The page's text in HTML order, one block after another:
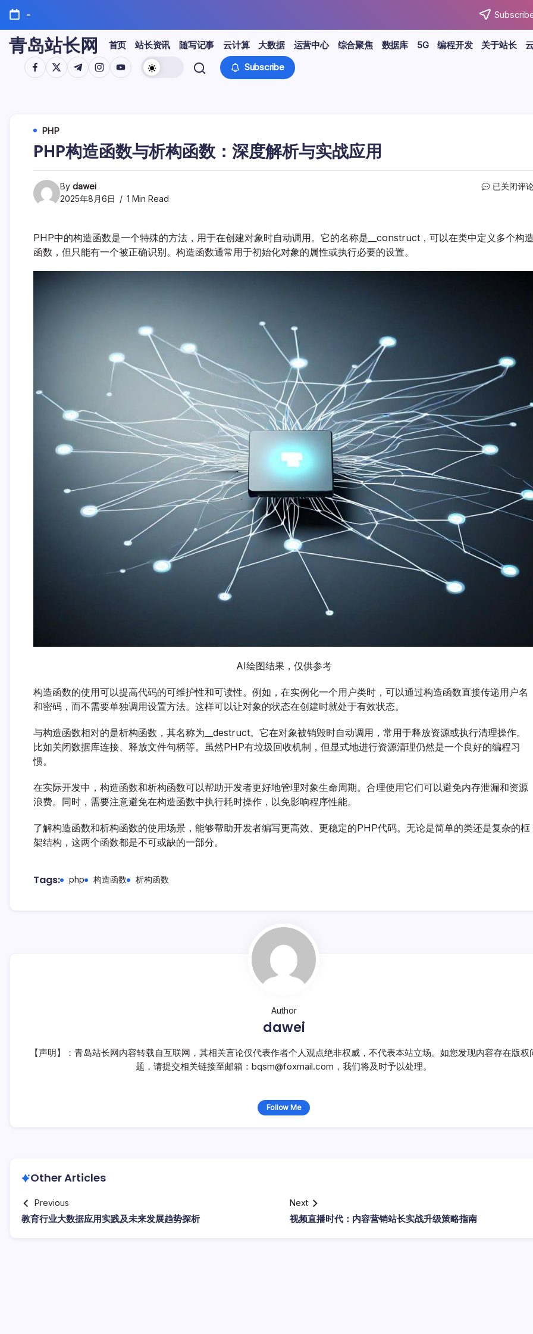
Skip
content
-
青岛站长网 首页 站长资讯 随写记事 云计算 大数据 运营中心 综合聚焦 数据库 5G 编程开发 关于站长
https://www.facebook.com/
https://twitter.com/
https://t.me/
https://www.instagram.com/
https://youtube.com/ Subscribe
PHP
PHP构造函数与析构函数：深度解析与实战应用
By dawei
2025年8月6日
1 Min Read
PHP
数
构
与
实
用
已关闭评
PHP中的构造函数是一个特殊的方法，用于在创建对象时自动调用。它的名称是__construct，可以在类中定义多个构
函数，但只能有一个被正确识别。构造函数通常用于初始化对象的属性或执行必要的设置。
AI绘图结果，仅供参考
构造函数的使用可以提高代码的可维护性和可读性。例如，在实例化一个用户类时，可以通过构造函数直接传递用户名
和密码，而不需要单独调用设置方法。这样可以让对象的状态在创建时就处于有效状态。
与构造函数相对的是析构函数，其名称为__destruct。它在对象被销毁时自动调用，常用于释放资源或执行清理操作。
比如关闭数据库连接、释放文件句柄等。虽然PHP有垃圾回收机制，但显式地进行资源清理仍然是一个良好的编程习
惯。
在实际开发中，构造函数和析构函数可以帮助开发者更好地管理对象生命周期。合理使用它们可以避免内存泄漏和资源
浪费。同时，需要注意避免在构造函数中执行耗时操作，以免影响程序性能。
了解构造函数和析构函数的使用场景，能够帮助开发者编写更高效、更稳定的PHP代码。无论是简单的类还是复杂的框
架结构，这两个函数都是不可或缺的一部分。
Tags: php 构造函数 析构函数
Author
dawei
【声明】：青岛站长网内容转载自互联网，其相关言论仅代表作者个人观点绝非权威，不代表本站立场。如您发现内容存在版权
题，请提交相关链接至邮箱：bqsm@foxmail.com，我们将及时予以处理。
Follow Me
Other Articles
Previous
教育行业大数据应用实践及未来发展趋势探析
Next
视频直播时代：内容营销站长实战升级策略指南